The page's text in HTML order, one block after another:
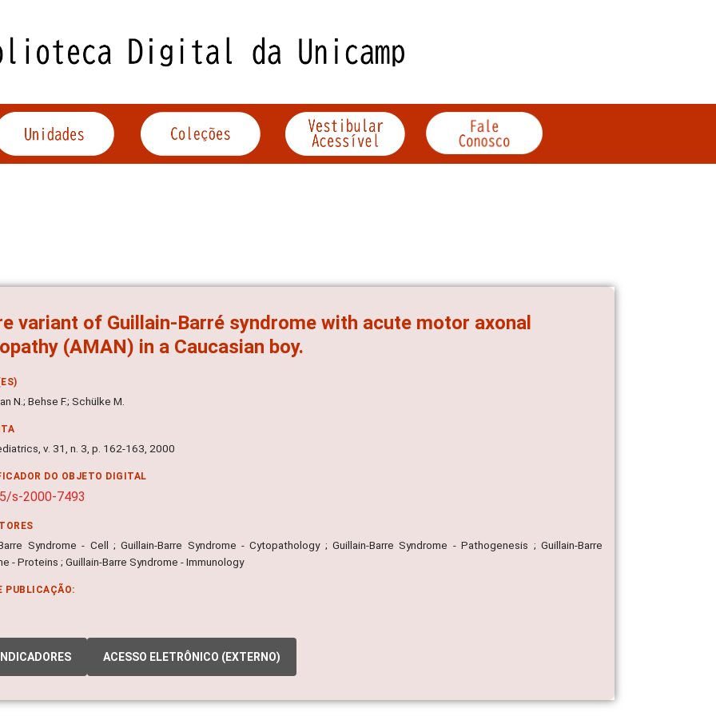
variant of Guillain-Barré syndrome with acute motor axonal
(AMAN) in a Caucasian boy.
N.; Behse F.; Schülke M.
v. 31, n. 3, p. 162-163, 2000
DO OBJETO DIGITAL
s-2000-7493
Syndrome - Cell ; Guillain-Barre Syndrome - Cytopathology ; Guillain-Barre Syndrome - Pathogenesis ; Guillain-Barre
- Proteins ; Guillain-Barre Syndrome - Immunology
PUBLICAÇÃO:
INDICADORES ACESSO ELETRÔNICO (EXTERNO)